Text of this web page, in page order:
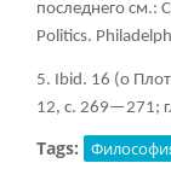
последнего см.:
Politics.
5. Ibid. 16 (о
12, с. 269—271;
Tags: